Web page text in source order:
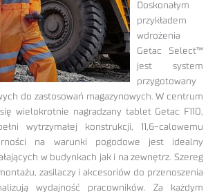
Doskonałym
przykładem
wdrożenia
Getac Select™
jest system
przygotowany
do zastosowań magazynowych. W centrum
wielokrotnie nagradzany tablet Getac F110,
wytrzymałej konstrukcji, 11,6-calowemu
na warunki pogodowe jest idealny
w budynkach jak i na zewnętrz. Szereg
zasilaczy i akcesoriów do przenoszenia
wydajność pracowników. Za każdym